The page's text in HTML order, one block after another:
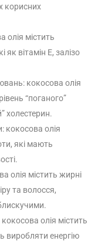
корисних
олія містить
як вітамін Е, залізо
кокосова олія
“поганого”
холестерин.
кокосова олія
які мають
олія містить жирні
та волосся,
олія містить
виробляти енергію